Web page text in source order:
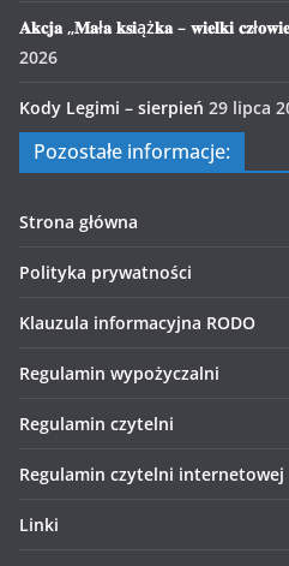
𝐀𝐤𝐜𝐣𝐚 „𝐌𝐚ł𝐚 𝐤𝐬𝐢ąż𝐤𝐚 – 𝐰𝐢𝐞𝐥𝐤𝐢
2026
Kody Legimi – sierpień 29 lipca
Pozostałe informacje:
Strona główna
Polityka prywatności
Klauzula informacyjna RODO
Regulamin wypożyczalni
Regulamin czytelni
Regulamin czytelni internetowej
Linki